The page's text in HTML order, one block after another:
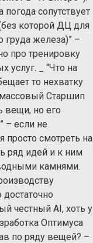
сопутствует
которой ДЦ для
груда железа)” –
про тренировку
услуг. _ “Что на
то нехватку
Старшип
вещи, но его
– если не
просто смотреть на
ряд идей и к ним
камнями.
честный AI, хоть у
Оптимуса
по ряду вещей? –